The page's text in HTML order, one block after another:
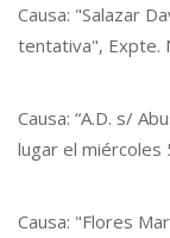
Causa: "Salazar
tentativa", Expte.
Causa: “A.D. s/
lugar el miércoles
Causa: "Flores